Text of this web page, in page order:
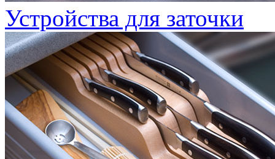
Устройства для заточки